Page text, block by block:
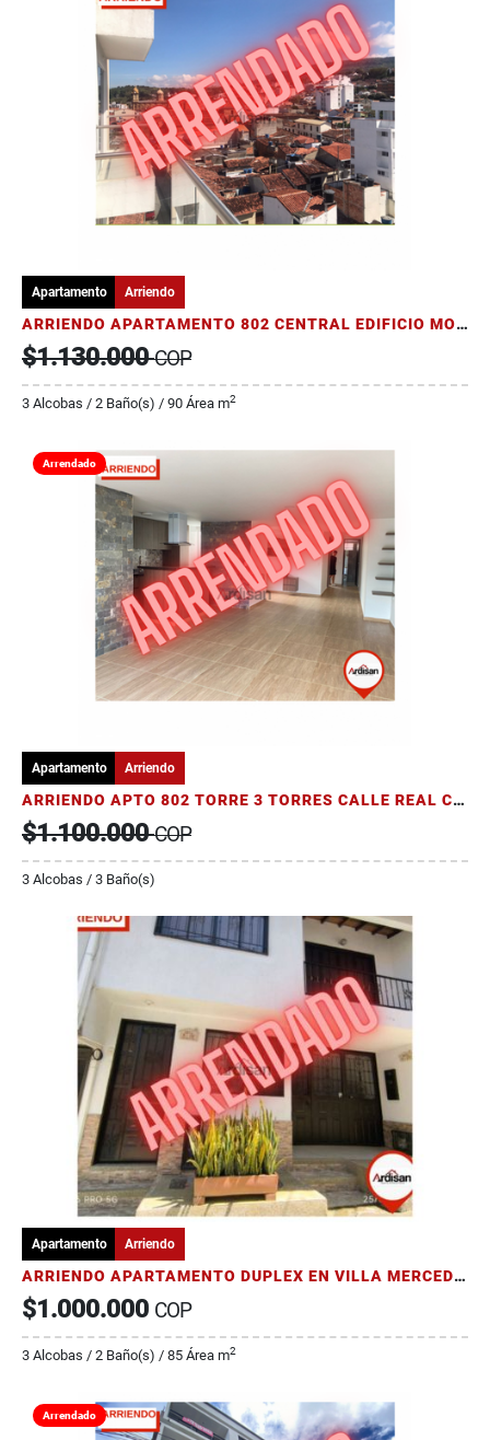
Apartamento Arriendo
ARRIENDO APARTAMENTO 802 CENTRAL EDIFICIO MORALIA CON PARQUEADERO
$1.130.000COP
3 Alcobas / 2 Baño(s) / 90 Área m2
Arrendado
Apartamento Arriendo
ARRIENDO APTO 802 TORRE 3 TORRES CALLE REAL CON ASCENSOR
$1.100.000COP
3 Alcobas / 3 Baño(s)
Apartamento Arriendo
ARRIENDO APARTAMENTO DUPLEX EN VILLA MERCEDES
$1.000.000 COP
3 Alcobas / 2 Baño(s) / 85 Área m2
Arrendado